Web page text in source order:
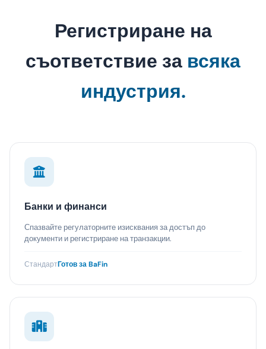
Регистриране на
съответствие за всяка
индустрия.
Банки и финанси
Спазвайте регулаторните изисквания за достъп до
документи и регистриране на транзакции.
СтандартГотов за BaFin